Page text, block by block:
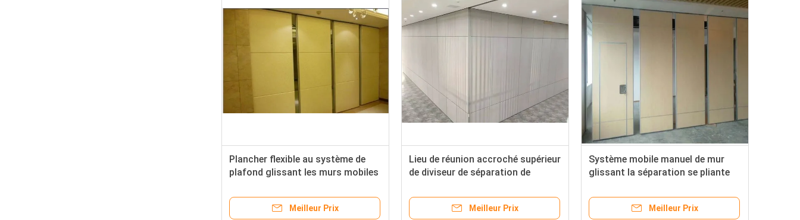
Plancher flexible au système de
plafond glissant les murs mobiles
l'installation facile de salle de
Meilleur Prix
Lieu de réunion accroché supérieur
de diviseur de séparation de
pliante
Meilleur Prix
Système mobile manuel de mur
glissant la séparation se pliante
Meilleur Prix